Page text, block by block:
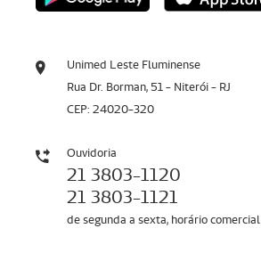
Unimed Leste Fluminense
Rua Dr. Borman, 51 - Niterói - RJ
CEP: 24020-320
Ouvidoria
21 3803-1120
21 3803-1121
de segunda a sexta, horário comercial